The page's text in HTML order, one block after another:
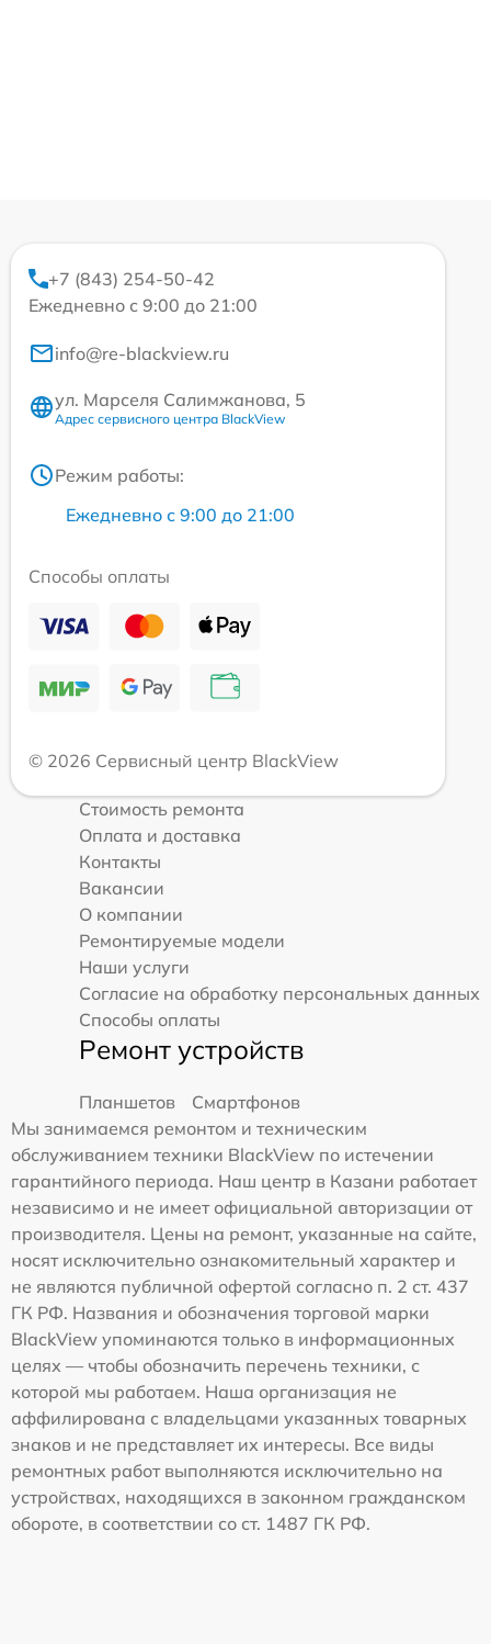
+7 (843) 254-50-42
Ежедневно с 9:00 до 21:00
info@re-blackview.ru
ул. Марселя Салимжанова, 5
Адрес сервисного центра BlackView
Режим работы:
Ежедневно с 9:00 до 21:00
Способы оплаты
© 2026 Сервисный центр BlackView
Стоимость ремонта
Оплата и доставка
Контакты
Вакансии
О компании
Ремонтируемые модели
Наши услуги
Согласие на обработку персональных данных
Способы оплаты
Ремонт устройств
Планшетов
Смартфонов
Мы занимаемся ремонтом и техническим
обслуживанием техники BlackView по истечении
гарантийного периода. Наш центр в Казани работает
независимо и не имеет официальной авторизации от
производителя. Цены на ремонт, указанные на сайте,
носят исключительно ознакомительный характер и
не являются публичной офертой согласно п. 2 ст. 437
ГК РФ. Названия и обозначения торговой марки
BlackView упоминаются только в информационных
целях — чтобы обозначить перечень техники, с
которой мы работаем. Наша организация не
аффилирована с владельцами указанных товарных
знаков и не представляет их интересы. Все виды
ремонтных работ выполняются исключительно на
устройствах, находящихся в законном гражданском
обороте, в соответствии со ст. 1487 ГК РФ.